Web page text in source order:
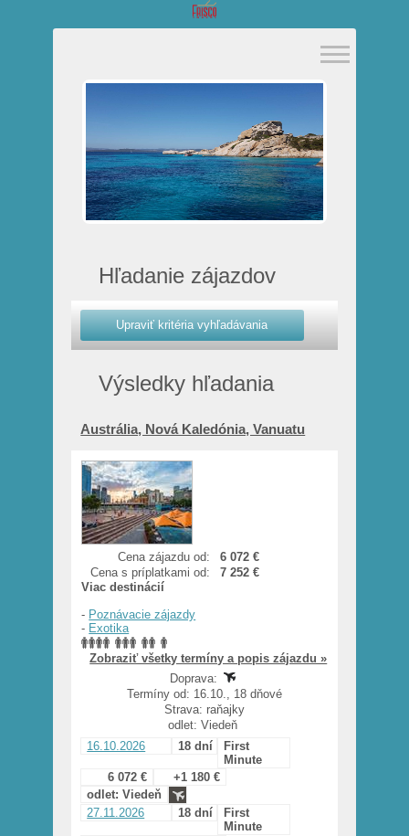
Hľadanie zájazdov
Výsledky hľadania
Austrália, Nová Kaledónia, Vanuatu
Cena zájazdu od:
6 072 €
Cena s príplatkami od:
7 252 €
Viac destinácií
- Poznávacie zájazdy
- Exotika
Zobraziť všetky termíny a popis zájazdu »
Doprava:
Termíny od: 16.10., 18 dňové
Strava: raňajky
odlet: Viedeň
16.10.2026
18 dní
First
Minute
6 072 €
+1 180 €
odlet: Viedeň
27.11.2026
18 dní
First
Minute